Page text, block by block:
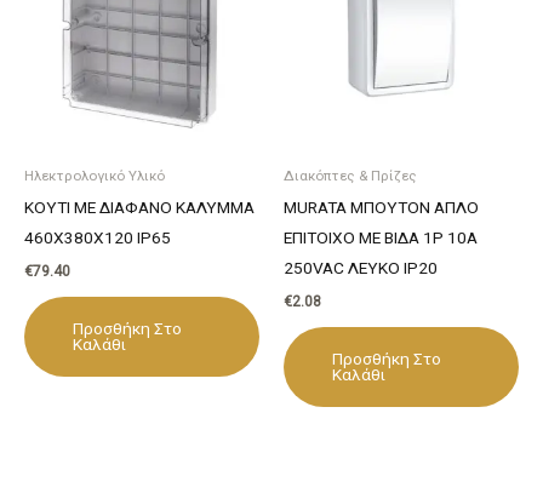
Ηλεκτρολογικό Υλικό
ΚΟΥΤΙ ΜΕ ΔΙΑΦΑΝΟ ΚΑΛΥΜΜΑ
460X380X120 IP65
€79.40
Προσθήκη Στο
Καλάθι
Διακόπτες & Πρίζες
MURATA ΜΠΟΥΤΟΝ ΑΠΛΟ
ΕΠΙΤΟΙΧΟ ΜΕ ΒΙΔΑ 1P 10A
250VAC ΛΕΥΚΟ IP20
€2.08
Προσθήκη Στο
Καλάθι